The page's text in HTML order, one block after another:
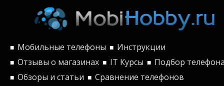
■ Мобильные телефоны ■ Инструкции
■ Отзывы о магазинах ■ IT Курсы ■ Подбор
■ Обзоры и статьи ■ Сравнение телефонов